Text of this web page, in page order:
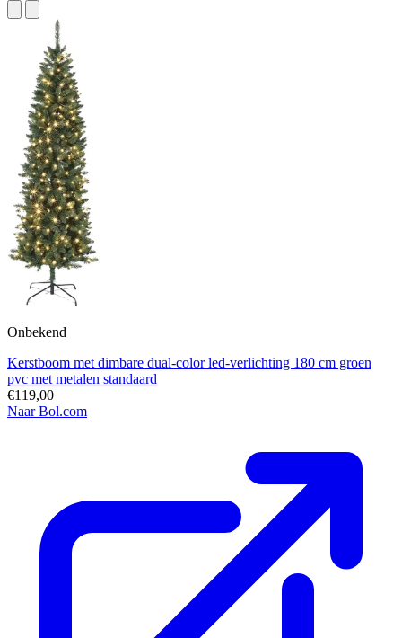
Onbekend
Kerstboom met dimbare dual-color led-verlichting 180 cm groen
pvc met metalen standaard
€119,00
Naar Bol.com